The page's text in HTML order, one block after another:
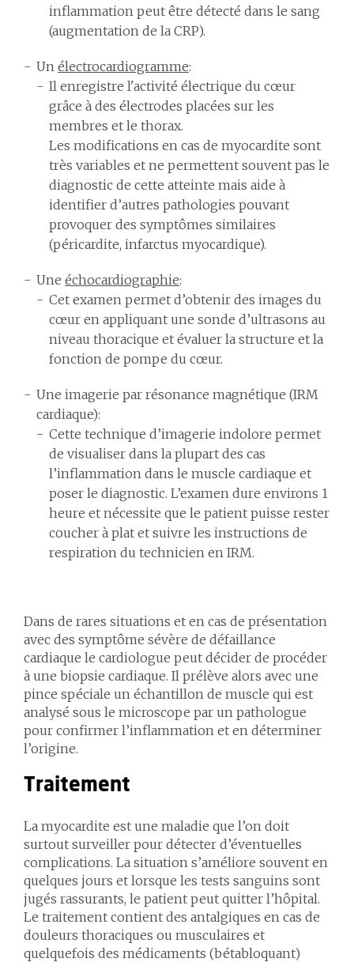
inflammation peut être détecté dans le sang
(augmentation de la CRP).
Un électrocardiogramme:
Il enregistre l'activité électrique du cœur
grâce à des électrodes placées sur les
membres et le thorax.
Les modifications en cas de myocardite sont
très variables et ne permettent souvent pas le
diagnostic de cette atteinte mais aide à
identifier d’autres pathologies pouvant
provoquer des symptômes similaires
(péricardite, infarctus myocardique).
Une échocardiographie:
Cet examen permet d’obtenir des images du
cœur en appliquant une sonde d’ultrasons au
niveau thoracique et évaluer la structure et la
fonction de pompe du cœur.
Une imagerie par résonance magnétique (IRM
cardiaque):
Cette technique d’imagerie indolore permet
de visualiser dans la plupart des cas
l’inflammation dans le muscle cardiaque et
poser le diagnostic. L’examen dure environs 1
heure et nécessite que le patient puisse rester
coucher à plat et suivre les instructions de
respiration du technicien en IRM.
Dans de rares situations et en cas de présentation
avec des symptôme sévère de défaillance
cardiaque le cardiologue peut décider de procéder
à une biopsie cardiaque. Il prélève alors avec une
pince spéciale un échantillon de muscle qui est
analysé sous le microscope par un pathologue
pour confirmer l’inflammation et en déterminer
l’origine.
Traitement
La myocardite est une maladie que l’on doit
surtout surveiller pour détecter d’éventuelles
complications. La situation s’améliore souvent en
quelques jours et lorsque les tests sanguins sont
jugés rassurants, le patient peut quitter l’hôpital.
Le traitement contient des antalgiques en cas de
douleurs thoraciques ou musculaires et
quelquefois des médicaments (bétabloquant)